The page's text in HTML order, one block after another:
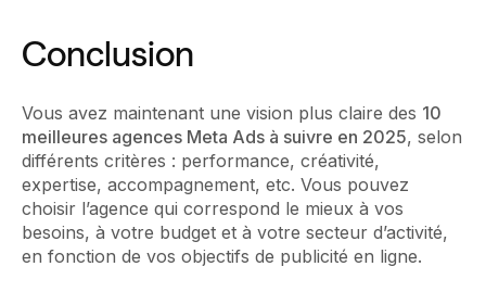
Conclusion
Vous avez maintenant une vision plus claire des 10
meilleures agences Meta Ads à suivre en 2025, selon
différents critères : performance, créativité,
expertise, accompagnement, etc. Vous pouvez
choisir l’agence qui correspond le mieux à vos
besoins, à votre budget et à votre secteur d’activité,
en fonction de vos objectifs de publicité en ligne.